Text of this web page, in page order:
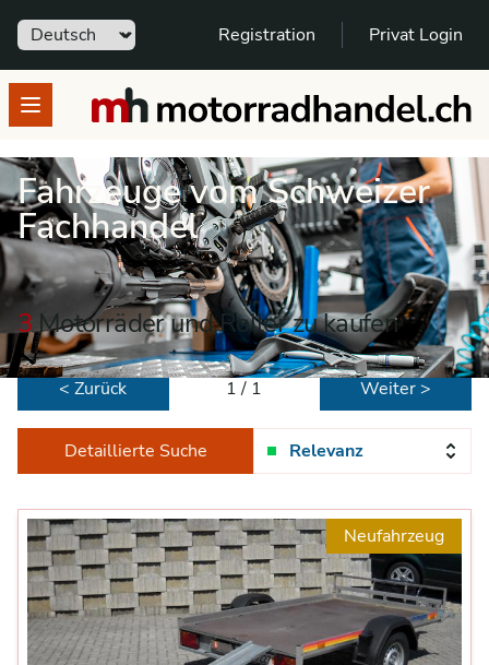
Sprache Registration Privat Login
Open menumotorradhandel.ch
Fahrzeuge vom Schweizer
Fachhandel
3Motorräder und Roller zu kaufen
< Zurück 1 / 1 Weiter >
Detaillierte Suche Relevanz
Neufahrzeug